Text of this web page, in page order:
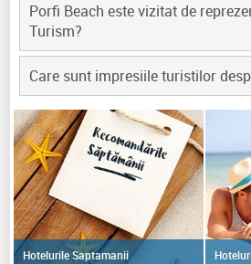
Porfi Beach este vizitat de
Turism?
Care sunt impresiile turistilor
Hotelurile Saptamanii